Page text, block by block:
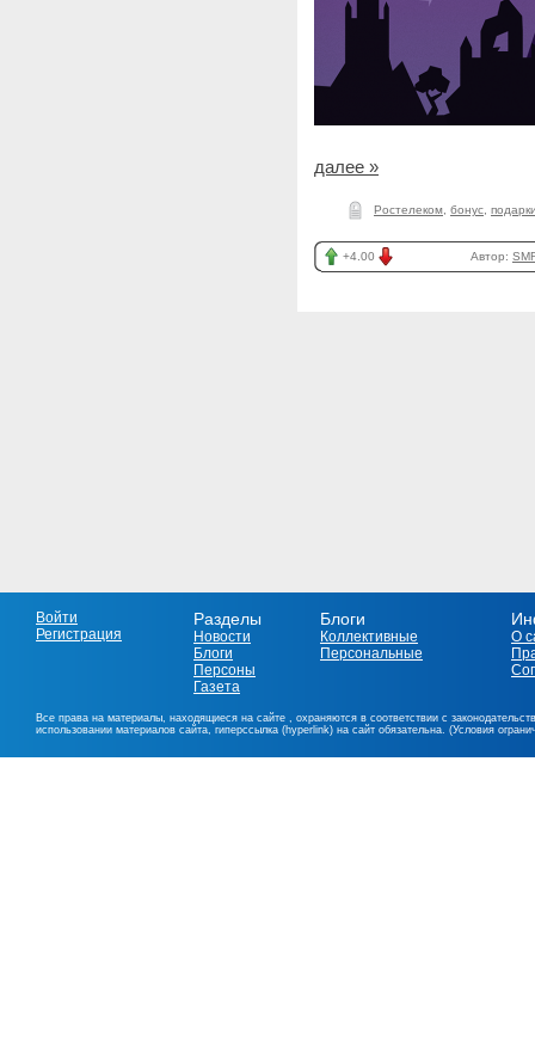
далее »
Ростелеком бонус
+4.00 Автор:
Войти
Регистрация
Разделы
Новости
Блоги
Персоны
Газета
Блоги
Коллективные
Персональные
О
Все права на материалы, находящиеся на сайте , охраняются в соответствии с
использовании материалов сайта, гиперссылка (hyperlink) на сайт обязательна. (Условия